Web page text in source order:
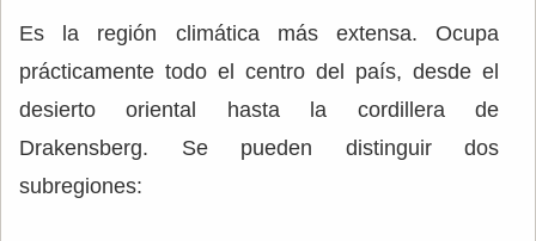
Es la región climática más extensa. Ocupa
prácticamente todo el centro del país, desde el
desierto oriental hasta la cordillera de
Drakensberg. Se pueden distinguir dos
subregiones: